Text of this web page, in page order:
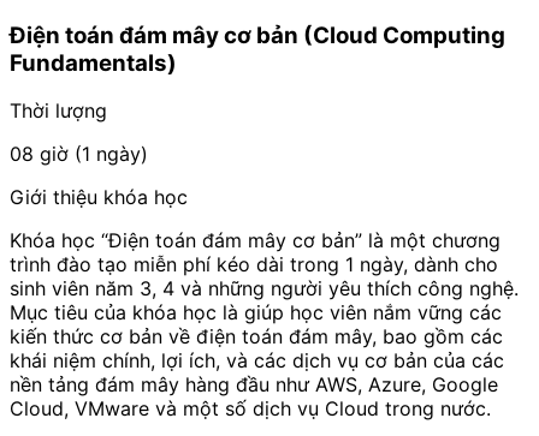
Điện toán đám mây cơ bản (Cloud Computing
Fundamentals)
Thời lượng
08 giờ (1 ngày)
Giới thiệu khóa học
Khóa học “Điện toán đám mây cơ bản” là một chương
trình đào tạo miễn phí kéo dài trong 1 ngày, dành cho
sinh viên năm 3, 4 và những người yêu thích công nghệ.
Mục tiêu của khóa học là giúp học viên nắm vững các
kiến thức cơ bản về điện toán đám mây, bao gồm các
khái niệm chính, lợi ích, và các dịch vụ cơ bản của các
nền tảng đám mây hàng đầu như AWS, Azure, Google
Cloud, VMware và một số dịch vụ Cloud trong nước.